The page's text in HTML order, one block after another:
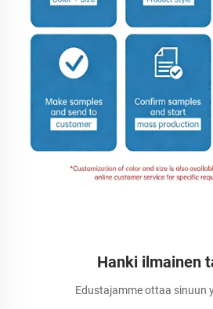
Hanki ilmainen
Edustajamme ottaa sinuun